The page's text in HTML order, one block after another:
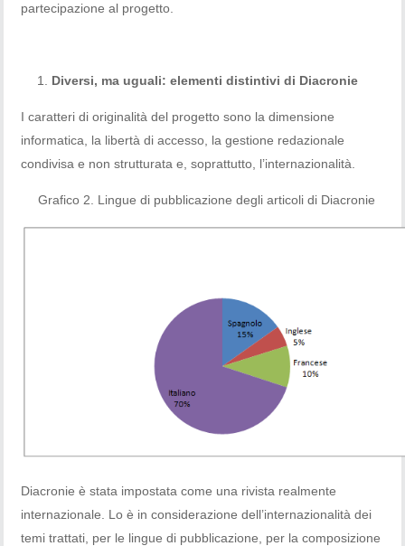
partecipazione al progetto.
Diversi, ma uguali: elementi distintivi di Diacronie
I caratteri di originalità del progetto sono la dimensione
informatica, la libertà di accesso, la gestione redazionale
condivisa e non strutturata e, soprattutto, l’internazionalità.
Grafico 2. Lingue di pubblicazione degli articoli di Diacronie
Diacronie è stata impostata come una rivista realmente
internazionale. Lo è in considerazione dell’internazionalità dei
temi trattati, per le lingue di pubblicazione, per la composizione